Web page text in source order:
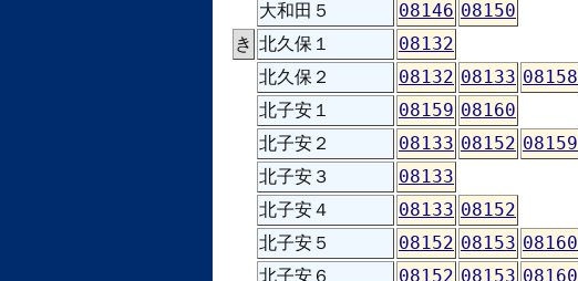
大和田５
08146 08150
き 北久保１
08132
北久保２
08132 08133 08158
北子安１
08159 08160
北子安２
08133 08152 08159
北子安３
08133
北子安４
08133 08152
北子安５
08152 08153 08160
北子安６
08152 08153 08160